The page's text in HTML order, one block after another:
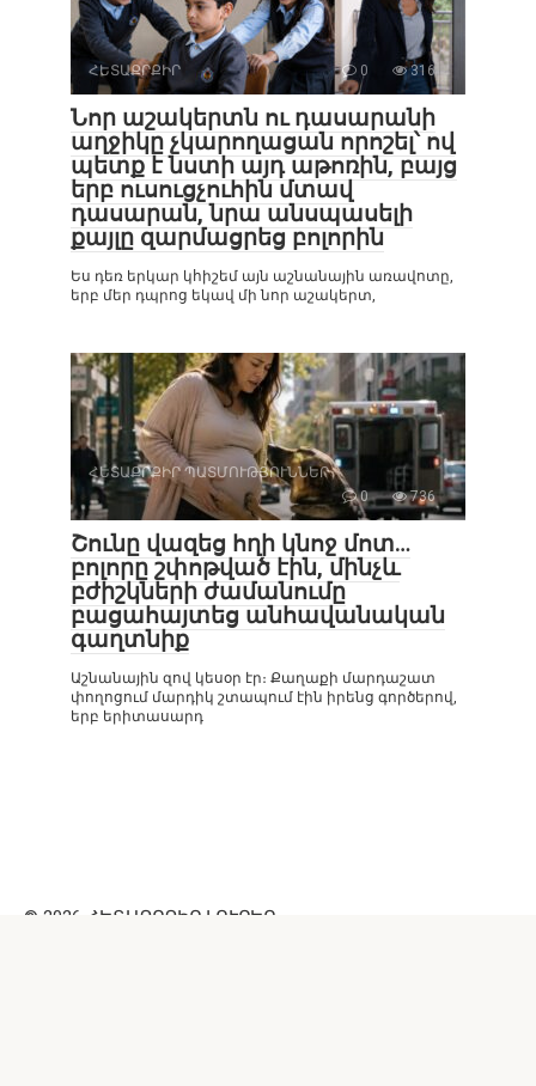
ՀԵՏԱՔՐՔԻՐ 0 316
Նոր աշակերտն ու դասարանի
աղջիկը չկարողացան որոշել՝ ով
պետք է նստի այդ աթոռին, բայց
երբ ուսուցչուհին մտավ
դասարան, նրա անսպասելի
քայլը զարմացրեց բոլորին
Ես դեռ երկար կհիշեմ այն աշնանային առավոտը,
երբ մեր դպրոց եկավ մի նոր աշակերտ,
ՀԵՏԱՔՐՔԻՐ ՊԱՏՄՈՒԹՅՈՒՆՆԵՐ
0
736
Շունը վազեց հղի կնոջ մոտ…
բոլորը շփոթված էին, մինչև
բժիշկների ժամանումը
բացահայտեց անհավանական
գաղտնիք
Աշնանային զով կեսօր էր։ Քաղաքի մարդաշատ
փողոցում մարդիկ շտապում էին իրենց գործերով,
երբ երիտասարդ
© 2026 ՀԵՏԱՔՐՔԻՐ ԼՈՒՐԵՐ